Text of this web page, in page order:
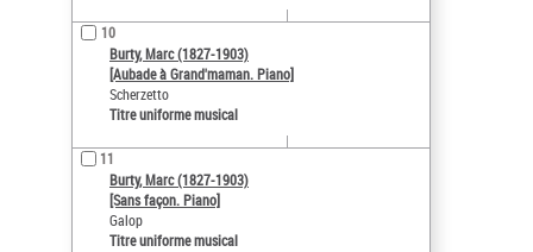
10
Burty, Marc (1827-1903)
[Aubade à Grand'maman. Piano]
Scherzetto
Titre uniforme musical
11
Burty, Marc (1827-1903)
[Sans façon. Piano]
Galop
Titre uniforme musical